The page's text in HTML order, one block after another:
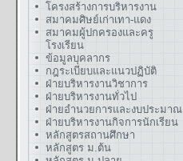
โครงสร้างการบริหารงาน
สมาคมศิษย์เก่าเทา-แดง
สมาคมผู้ปกครองและครู
โรงเรียน
ข้อมูลบุคลากร
กฎระเบียบและแนวปฏิบัติ
ฝ่ายบริหารงานวิชาการ
ฝ่ายบริหารงานทั่วไป
ฝ่ายอำนวยการและงบประมาณ
ฝ่ายบริหารงานกิจการนักเรียน
หลักสูตรสถานศึกษา
หลักสูตร ม.ต้น